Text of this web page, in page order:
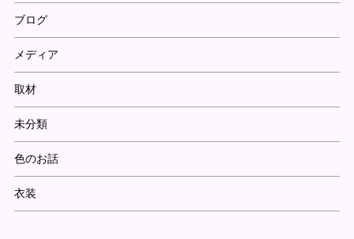
ブログ
メディア
取材
未分類
色のお話
衣装